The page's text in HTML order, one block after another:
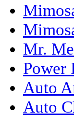
Mr.
Power
Auto
Auto